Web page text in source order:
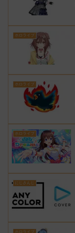
ホロライブ
ホロライブ
ホロライブ
にじさんじ
ホロライブ